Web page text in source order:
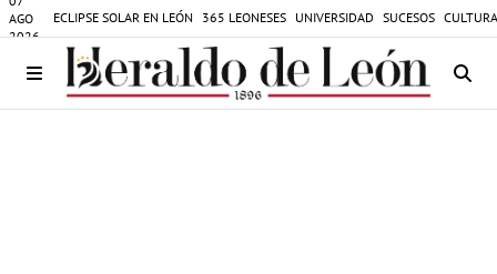
AGO
2026
ECLIPSE SOLAR EN LEÓN 365 LEONESES UNIVERSIDAD SUCESOS